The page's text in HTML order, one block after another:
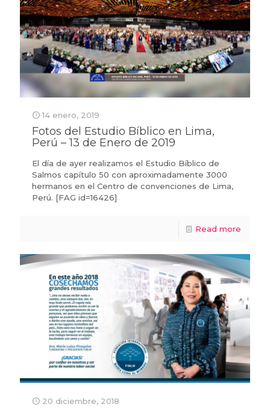
14 enero, 2019
Fotos del Estudio Bíblico en Lima,
Perú – 13 de Enero de 2019
El día de ayer realizamos el Estudio Bíblico de
Salmos capítulo 50 con aproximadamente 3000
hermanos en el Centro de convenciones de Lima,
Perú. [FAG id=16426]
Read more
20 diciembre, 2018